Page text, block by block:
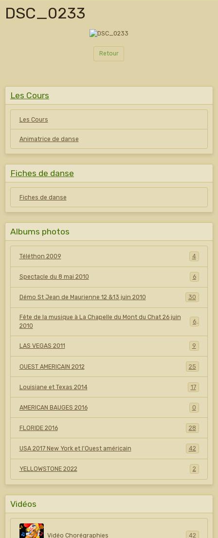
DSC_0233
Retour
Les Cours
Les Cours
Animatrice de danse
Fiches de danse
Fiches de danse
Albums photos
Téléthon 2009 4
Spectacle du 8 mai 2010 6
Démo St Jean de Maurienne 12 &13 juin 2010 30
Fête de la musique à La Chapelle du Mont du Chat 26 juin
2010
6
LAS VEGAS 2011 9
OUEST AMERICAIN 2012 25
Louisiane et Texas 2014 17
AMERICAN BAUGES 2016 0
FLORIDE 2016 28
USA 2017 New York et l'Ouest américain 42
YELLOWSTONE 2022 2
Vidéos
Vidéo Chorégraphies 42